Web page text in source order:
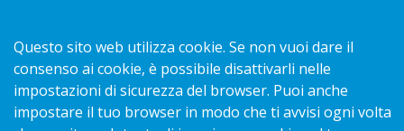
Questo sito web utilizza cookie. Se non vuoi dare il
consenso ai cookie, è possibile disattivarli nelle
impostazioni di sicurezza del browser. Puoi anche
impostare il tuo browser in modo che ti avvisi ogni volta